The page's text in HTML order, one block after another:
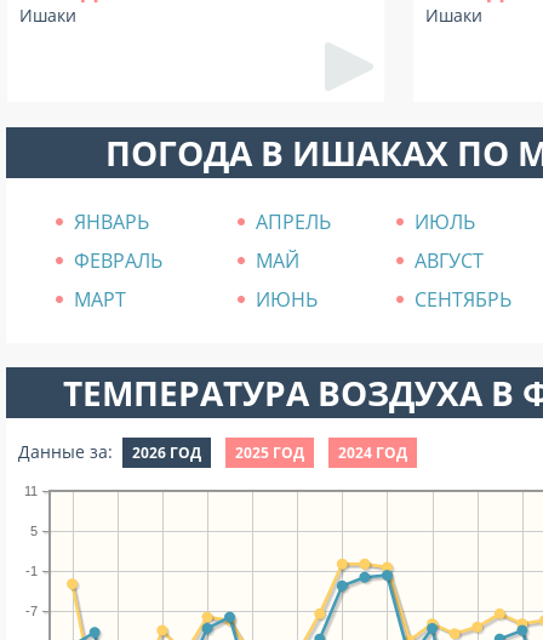
Ишаки Ишаки
ПОГОДА В ИШАКАХ ПО
ЯНВАРЬ АПРЕЛЬ
ИЮЛЬ
ФЕВРАЛЬ
МАЙ
АВГУСТ
МАРТ
ИЮНЬ СЕНТЯБРЬ
ТЕМПЕРАТУРА ВОЗДУХА В
Данные за: 2026 ГОД 2025 ГОД 2024 ГОД
-7
-1
5
11